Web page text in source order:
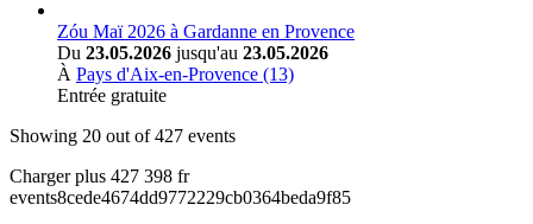
Zóu Maï 2026 à Gardanne en Provence
Du 23.05.2026 jusqu'au 23.05.2026
À Pays d'Aix-en-Provence (13)
Entrée gratuite
Showing 20 out of 427 events
Charger plus 427 398 fr
events8cede4674dd9772229cb0364beda9f85